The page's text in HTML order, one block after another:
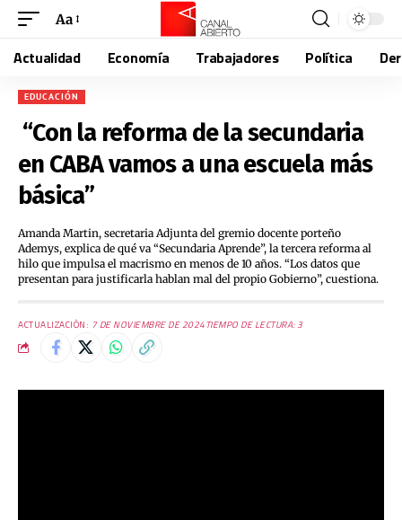
Aa
Actualidad Economía Trabajadores Política
EDUCACIÓN
“Con la reforma de la secundaria
en CABA vamos a una escuela más
básica”
Amanda Martin, secretaria Adjunta del gremio docente porteño
Ademys, explica de qué va “Secundaria Aprende”, la tercera reforma al
hilo que impulsa el macrismo en menos de 10 años. “Los datos que
presentan para justificarla hablan mal del propio Gobierno”, cuestiona.
ACTUALIZACIÓN: 7 DE NOVIEMBRE DE 2024TIEMPO DE LECTURA: 3